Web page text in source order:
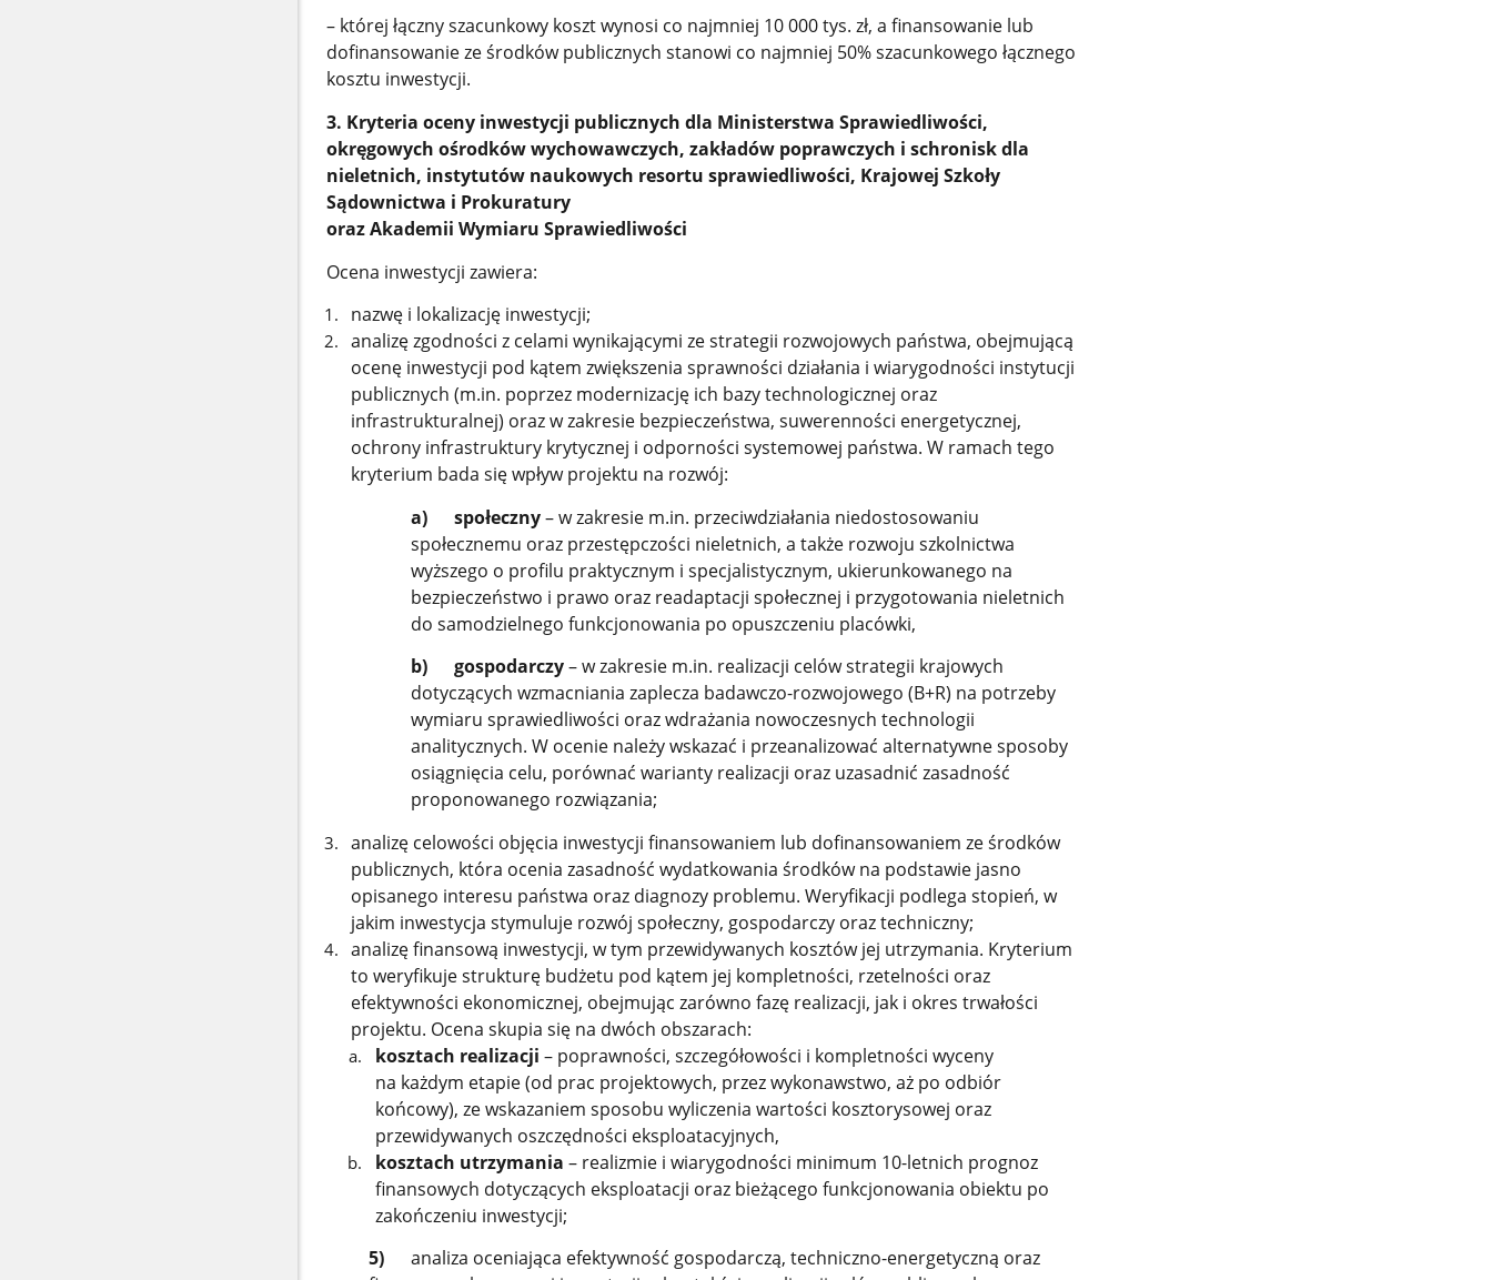
– której łączny szacunkowy koszt wynosi co najmniej 10 000 tys. zł, a finansowanie lub
dofinansowanie ze środków publicznych stanowi co najmniej 50% szacunkowego łącznego
kosztu inwestycji.
3. Kryteria oceny inwestycji publicznych dla Ministerstwa Sprawiedliwości,
okręgowych ośrodków wychowawczych, zakładów poprawczych i schronisk dla
nieletnich, instytutów naukowych resortu sprawiedliwości, Krajowej Szkoły
Sądownictwa i Prokuratury
oraz Akademii Wymiaru Sprawiedliwości
Ocena inwestycji zawiera:
nazwę i lokalizację inwestycji;
analizę zgodności z celami wynikającymi ze strategii rozwojowych państwa, obejmującą
ocenę inwestycji pod kątem zwiększenia sprawności działania i wiarygodności instytucji
publicznych (m.in. poprzez modernizację ich bazy technologicznej oraz
infrastrukturalnej) oraz w zakresie bezpieczeństwa, suwerenności energetycznej,
ochrony infrastruktury krytycznej i odporności systemowej państwa. W ramach tego
kryterium bada się wpływ projektu na rozwój:
a) społeczny– w zakresie m.in. przeciwdziałania niedostosowaniu
społecznemu oraz przestępczości nieletnich, a także rozwoju szkolnictwa
wyższego o profilu praktycznym i specjalistycznym, ukierunkowanego na
bezpieczeństwo i prawo oraz readaptacji społecznej i przygotowania nieletnich
do samodzielnego funkcjonowania po opuszczeniu placówki,
b) gospodarczy– w zakresie m.in. realizacji celów strategii krajowych
dotyczących wzmacniania zaplecza badawczo-rozwojowego (B+R) na potrzeby
wymiaru sprawiedliwości oraz wdrażania nowoczesnych technologii
analitycznych. W ocenie należy wskazać i przeanalizować alternatywne sposoby
osiągnięcia celu, porównać warianty realizacji oraz uzasadnić zasadność
proponowanego rozwiązania;
analizę celowości objęcia inwestycji finansowaniem lub dofinansowaniem ze środków
publicznych, która ocenia zasadność wydatkowania środków na podstawie jasno
opisanego interesu państwa oraz diagnozy problemu. Weryfikacji podlega stopień, w
jakim inwestycja stymuluje rozwój społeczny, gospodarczy oraz techniczny;
analizę finansową inwestycji, w tym przewidywanych kosztów jej utrzymania. Kryterium
to weryfikuje strukturę budżetu pod kątem jej kompletności, rzetelności oraz
efektywności ekonomicznej, obejmując zarówno fazę realizacji, jak i okres trwałości
projektu. Ocena skupia się na dwóch obszarach:
kosztach realizacji – poprawności, szczegółowości i kompletności wyceny
na każdym etapie (od prac projektowych, przez wykonawstwo, aż po odbiór
końcowy), ze wskazaniem sposobu wyliczenia wartości kosztorysowej oraz
przewidywanych oszczędności eksploatacyjnych,
kosztach utrzymania – realizmie i wiarygodności minimum 10-letnich prognoz
finansowych dotyczących eksploatacji oraz bieżącego funkcjonowania obiektu po
zakończeniu inwestycji;
5)analiza oceniająca efektywność gospodarczą, techniczno-energetyczną oraz